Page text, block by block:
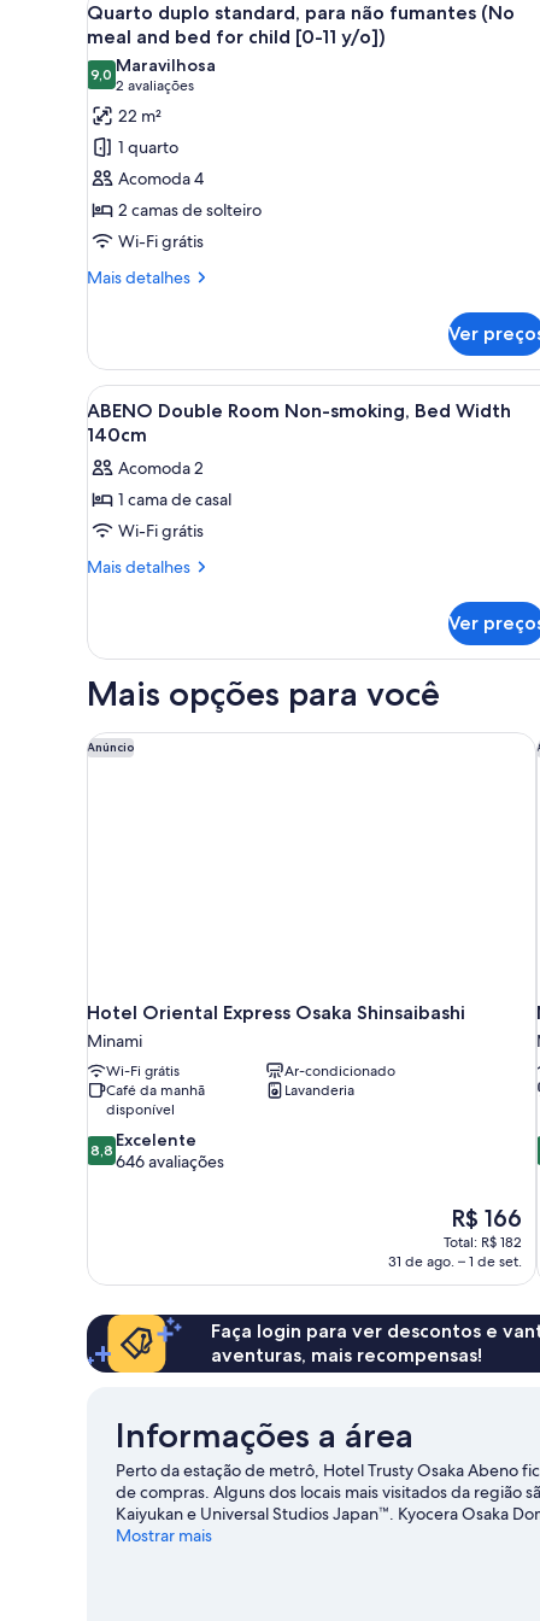
for
child
[0-
11
y/o])
para
não
(No
meal
and
bed
for
child
[0-
y/o])
todas
as
fotos
de
Quarto
duplo
standard,
para
não
fumantes
and
bed
for
child
[0-
11
y/o])
15
Quarto duplo standard, para não fumantes (No
meal and bed for child [0-11 y/o])
9,09,0 de 10
Maravilhosa
2 avaliações
(2
avaliações)
22 m²
1 quarto
Acomoda 4
2 camas de solteiro
Wi-Fi grátis
Mais detalhes
Mais
duplo
standard,
para
não
(No
meal
bed
for
child
y/o])
Ver
Carrega
todas
as
fotos
de
ABENO
Double
smoking,
Bed
Width
140cm
Quarto de hotel com cama,
1
ABENO Double Room Non-smoking, Bed Width
140cm
Acomoda 2
1 cama de casal
Wi-Fi grátis
Mais detalhes
Mais
Double
Non-
Bed
Width
Ver
Mais opções para você
Anúncio
Hotel Oriental Express Osaka Shinsaibashi
Minami
Wi-Fi grátis
Ar-condicionado
Café da manhã
disponível
Lavanderia
8.8
de
8,8 Excelente
646 avaliações
O
preço
é
R$ 166
Total: R$ 182
31 de ago. – 1 de set.
Hotel Oriental Express Osaka Shinsaibashi
Faça login para ver descontos e
aventuras, mais recompensas!
Informações a área
Perto da estação de metrô, Hotel Trusty Osaka Abeno
de compras. Alguns dos locais mais visitados da região
Kaiyukan e Universal Studios Japan™. Kyocera Osaka
jogos.Confira nosso guia de viagem sobre Osaka.
Mostrar mais